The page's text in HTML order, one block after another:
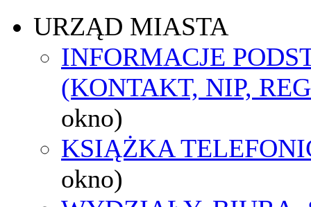
URZĄD MIASTA
INFORMACJE
(KONTAKT, NIP,
okno)
KSIĄŻKA
okno)